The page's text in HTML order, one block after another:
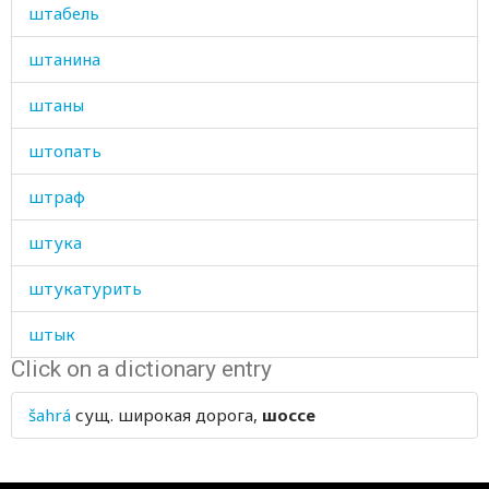
штабель
штанина
штаны
штопать
штраф
штука
штукатурить
штык
штырь
шуба
Click on a dictionary entry
šahrá сущ. широкая дорога, шоссе